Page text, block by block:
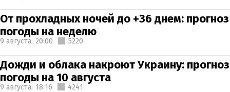
От прохладных ночей до +36 днем: прогноз
погоды на неделю
9 августа, 20:00 5220
Дожди и облака накроют Украину: прогноз
погоды на 10 августа
9 августа, 18:16 4241